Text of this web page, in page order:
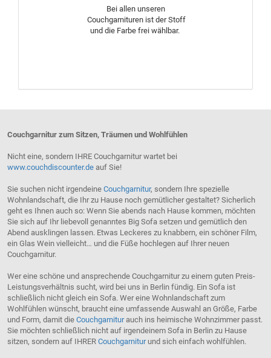
Bei allen unseren
Couchgarnituren ist der Stoff
und die Farbe frei wählbar.
Couchgarnitur zum Sitzen, Träumen und Wohlfühlen
Nicht eine, sondern IHRE Couchgarnitur wartet bei
www.couchdiscounter.deauf Sie!
Sie suchen nicht irgendeine Couchgarnitur, sondern Ihre spezielle
Wohnlandschaft, die Ihr zu Hause noch gemütlicher gestaltet? Sicherlich
geht es Ihnen auch so: Wenn Sie abends nach Hause kommen, möchten
Sie sich auf Ihr liebevoll genanntes Big Sofa setzen und gemütlich den
Abend ausklingen lassen. Etwas Leckeres zu knabbern, ein schöner Film,
ein Glas Wein vielleicht… und die Füße hochlegen auf Ihrer neuen
Couchgarnitur.
Wer eine schöne und ansprechende Couchgarnitur zu einem guten Preis-
Leistungsverhältnis sucht, wird bei uns in Berlin fündig. Ein Sofa ist
schließlich nicht gleich ein Sofa. Wer eine Wohnlandschaft zum
Wohlfühlen wünscht, braucht eine umfassende Auswahl an Größe, Farbe
und Form, damit die Couchgarniturauch ins heimische Wohnzimmer passt.
Sie möchten schließlich nicht auf irgendeinem Sofa in Berlin zu Hause
sitzen, sondern auf IHRER Couchgarniturund sich einfach wohlfühlen.